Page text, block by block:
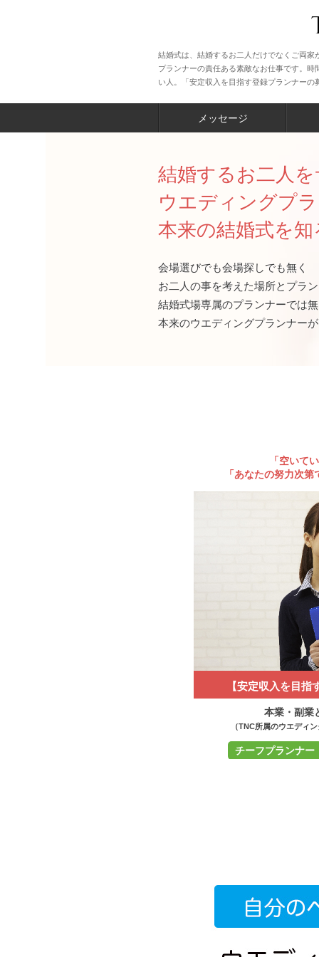
結婚式は、結婚するお二人だけでなくご両
プランナーの責任ある素敵なお仕事です。
い人。「安定収入を目指す登録プランナー
メッセージ
結婚するお二人
ウエディングプ
本来の結婚式を知
会場選びでも会場探しでも無く
お二人の事を考えた場所とプラ
結婚式場専属のプランナーでは
本来のウエディングプランナー
「空いて
「あなたの努力次
【安定収入を目
本業・副業
（TNC所属のウエディ
チーフプランナー